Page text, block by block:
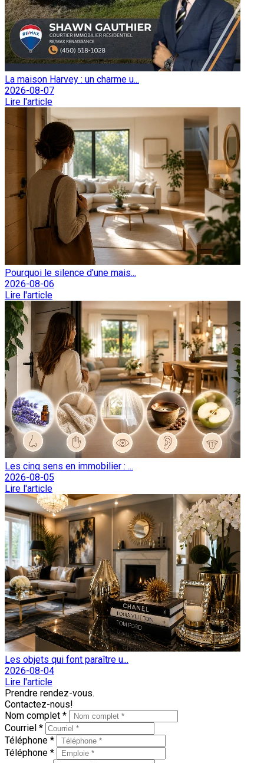
La maison Harvey : un charme u...
2026-08-07
Lire l'article
Pourquoi le silence d'une mais...
2026-08-06
Lire l'article
Les cinq sens en immobilier : ...
2026-08-05
Lire l'article
Les objets qui font paraître u...
2026-08-04
Lire l'article
Prendre rendez-vous.
Contactez-nous!
Nom complet *
Courriel *
Téléphone *
Téléphone *